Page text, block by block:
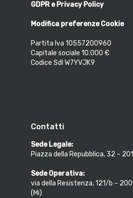
GDPR e Privacy Policy
Modifica preferenze Cookie
Partita Iva 10557200960
Capitale sociale 10.000 €
Codice SdI W7YVJK9
Contatti
Sede Legale:
Piazza della Repubblica, 32 –
Sede Operativa:
via della Resistenza, 121/b –
(Mi)